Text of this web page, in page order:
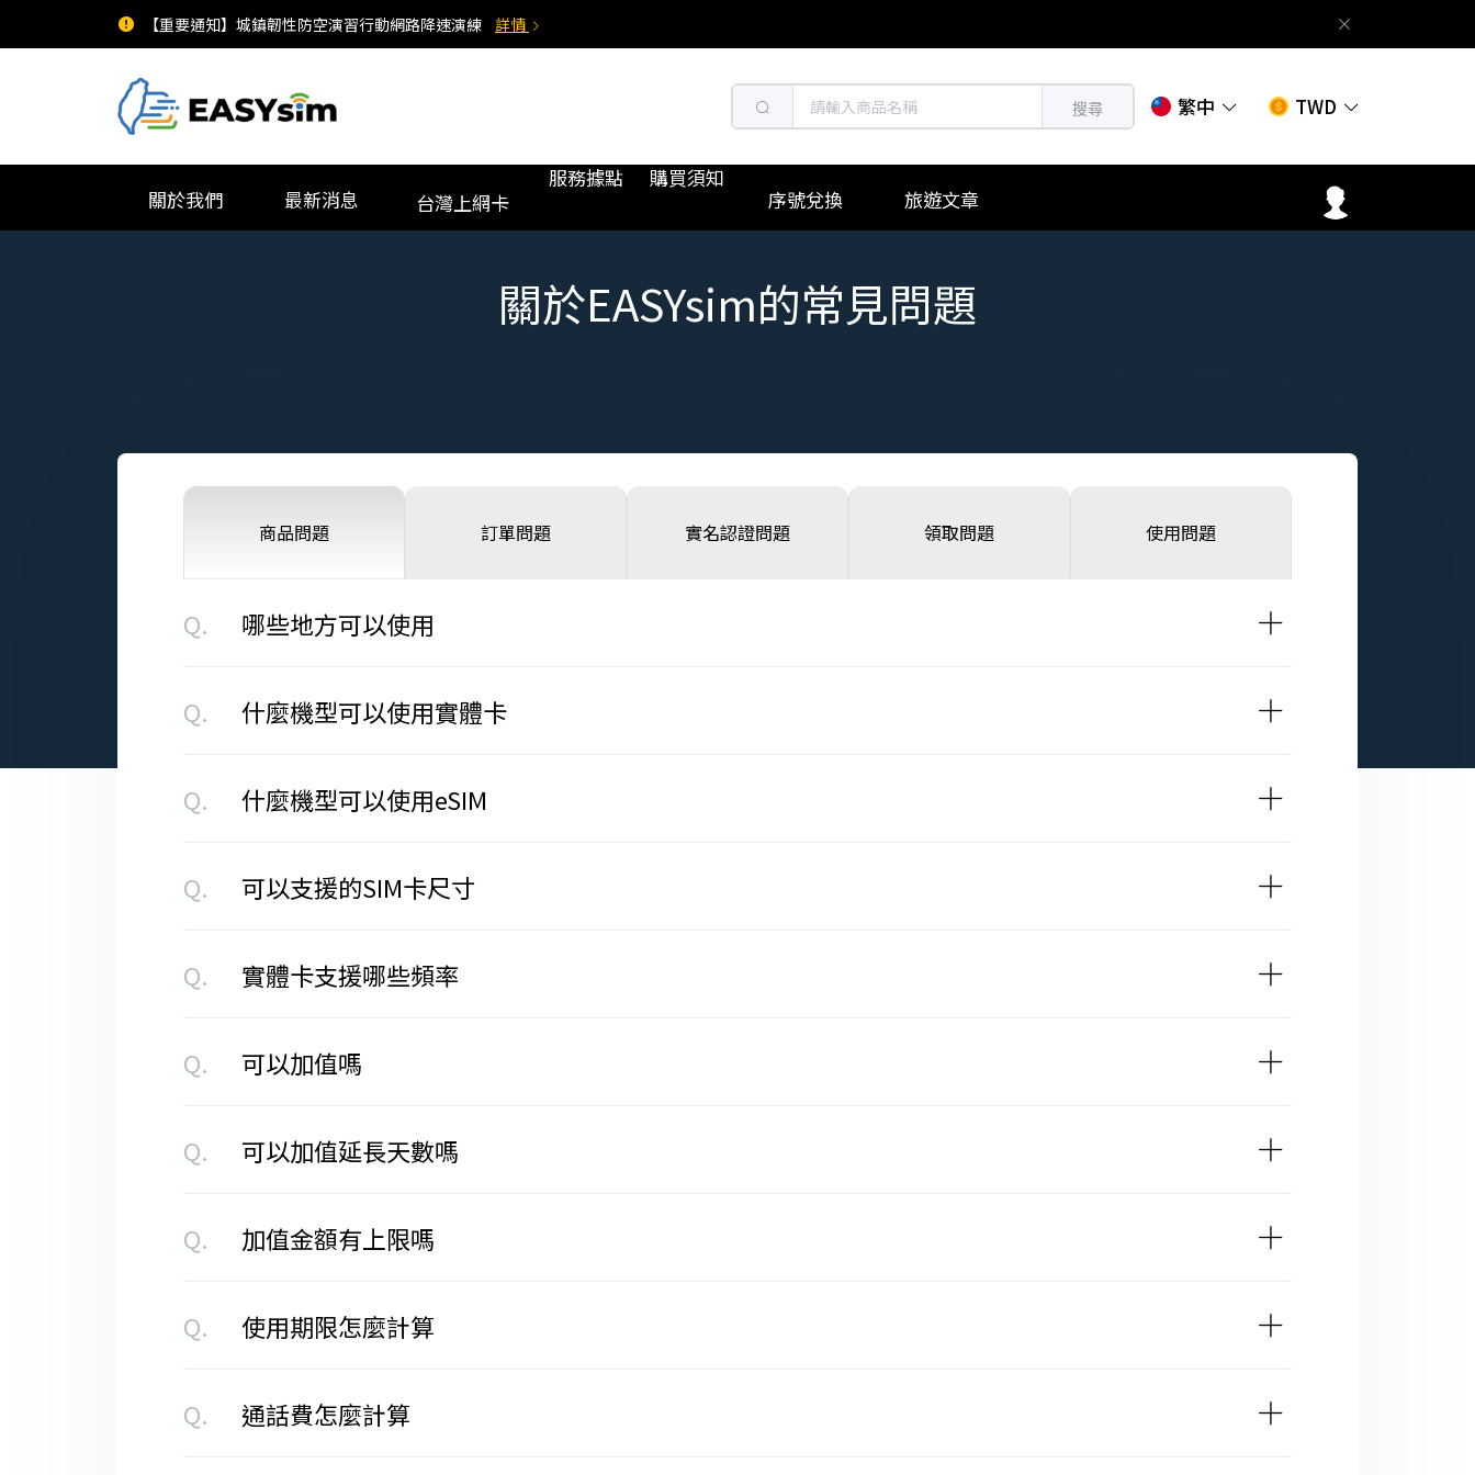
【重要通知】城鎮韌性防空演習行動網路降速演練 詳情
搜尋 繁中 TWD
關於我們 最新消息 台灣上網卡
服務據點 購買須知
序號兌換 旅遊文章
關於EASYsim的常見問題
商品問題 訂單問題 實名認證問題 領取問題 使用問題
Q. 哪些地方可以使用
Q. 什麼機型可以使用實體卡
Q. 什麼機型可以使用eSIM
Q. 可以支援的SIM卡尺寸
Q. 實體卡支援哪些頻率
Q. 可以加值嗎
Q. 可以加值延長天數嗎
Q. 加值金額有上限嗎
Q. 使用期限怎麼計算
Q. 通話費怎麼計算